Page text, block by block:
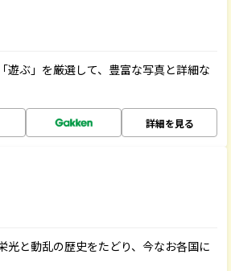
ぶ」を厳選して、豊富な写真と詳細な
詳細を見る
光と動乱の歴史をたどり、今なお各国に